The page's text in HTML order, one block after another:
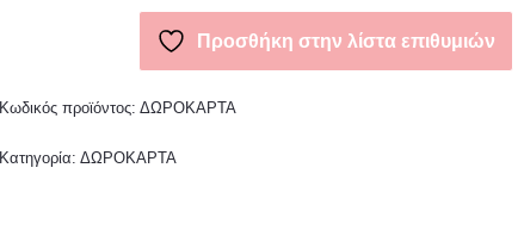
Προσθήκη στην λίστα επιθυμιών
Κωδικός προϊόντος:ΔΩΡΟΚΑΡΤΑ
Κατηγορία:ΔΩΡΟΚΑΡΤΑ